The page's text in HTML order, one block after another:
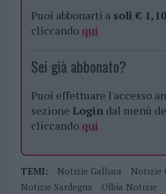
Puoi abbonarti a soli €
cliccando qui
Sei già abbonato?
Puoi effettuare l'accesso
sezione Logindal menù
cliccando qui
TEMI: Notizie Gallura
Notizie
Notizie Sardegna
Olbia Notizie